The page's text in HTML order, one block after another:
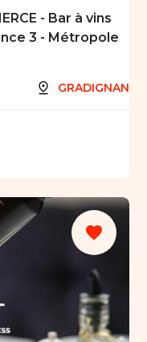
- Bar à vins
3 - Métropole
GRADIGNAN
favorite